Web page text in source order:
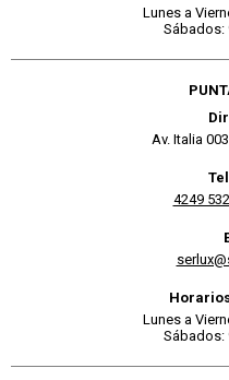
Lunes a
Sábados:
Av. Italia
4249
Lunes a
Sábados: